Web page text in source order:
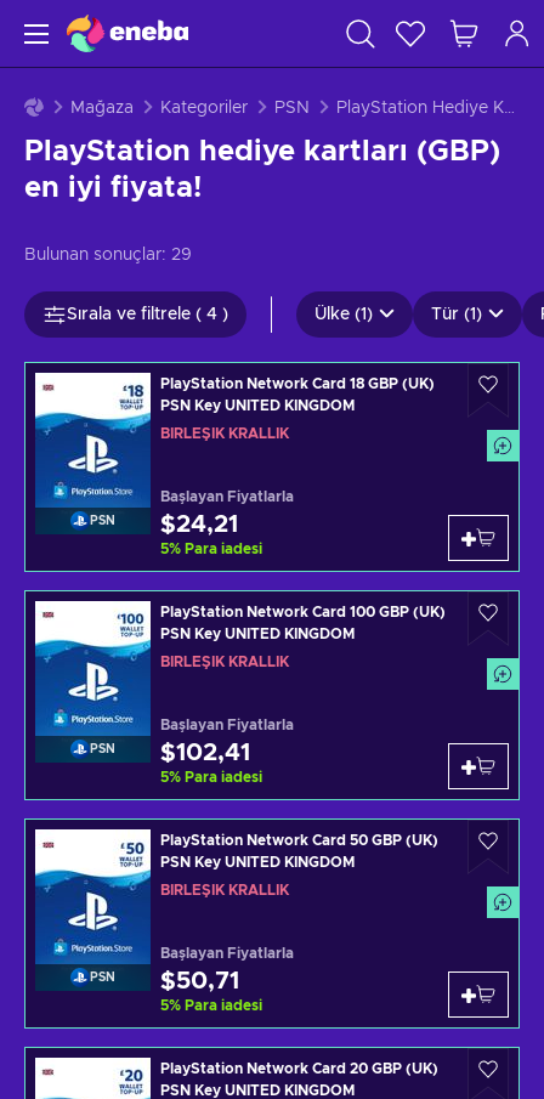
Mağaza Kategoriler PSN PlayStation Hediye Kartları Birleşik Krallık
PlayStation hediye kartları (GBP)
en iyi fiyata!
Bulunan sonuçlar: 29
Sırala ve filtrele ( 4 ) Ülke (1) Tür (1)
PSN
PlayStation Network Card 18 GBP (UK)
PSN Key UNITED KINGDOM
BIRLEŞIK KRALLIK
Başlayan Fiyatlarla
$24,21
5% Para iadesi
PSN
PlayStation Network Card 100 GBP (UK)
PSN Key UNITED KINGDOM
BIRLEŞIK KRALLIK
Başlayan Fiyatlarla
$102,41
5% Para iadesi
PSN
PlayStation Network Card 50 GBP (UK)
PSN Key UNITED KINGDOM
BIRLEŞIK KRALLIK
Başlayan Fiyatlarla
$50,71
5% Para iadesi
PlayStation Network Card 20 GBP (UK)
PSN Key UNITED KINGDOM